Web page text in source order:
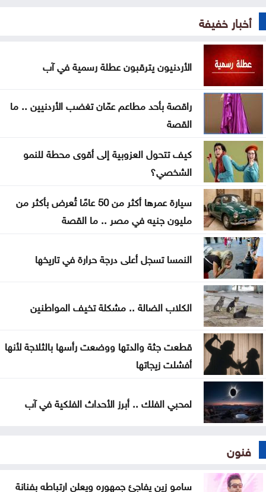
عون: تقدم إيجابي في مفاوضات روما حول الحدود
والأسرى
سامو زين يفاجئ جمهوره ويعلن ارتباطه بفنانة مصرية
أوبن إيه آي تتيح محادثات غير محدودة لمستخدمي
ChatGPT المجانيين
6 وسائل منزلية فعّالة لطرد البعوض
البنك الدولي يمنح سوريا 100 مليون دولار لتحديث
القطاع المالي
بغداد والرياض تبحثان التنسيق الأمني وتطورات
المنطقة
واشنطن: اتفاق مرتقب لإعادة فتح مضيق هرمز خلال
الساعات المقبلة
أخبار خفيفة
الأردنيون يترقبون عطلة رسمية في آب
راقصة بأحد مطاعم عمّان تغضب الأردنيين .. ما
القصة
كيف تتحول العزوبية إلى أقوى محطة للنمو
الشخصي؟
سيارة عمرها أكثر من 50 عامًا تُعرض بأكثر من
مليون جنيه في مصر .. ما القصة
النمسا تسجل أعلى درجة حرارة في تاريخها
الكلاب الضالة .. مشكلة تخيف المواطنين
قطعت جثة والدتها ووضعت رأسها بالثلاجة لأنها
أفشلت زيجاتها
لمحبي الفلك .. أبرز الأحداث الفلكية في آب
فنون
سامو زين يفاجئ جمهوره ويعلن ارتباطه بفنانة